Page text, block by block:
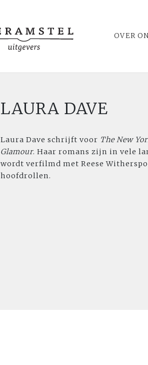
OVER
LAURA DAVE
Laura Dave schrijft voor The New
Glamour. Haar romans zijn in vele
wordt verfilmd met Reese
hoofdrollen.